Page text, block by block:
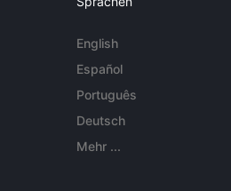
English
Español
Português
Deutsch
Mehr ...